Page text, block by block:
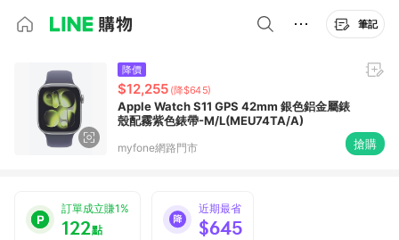
筆記
降價
$12,255 (降$645)
Apple Watch S11 GPS 42mm 銀色鋁金屬錶
殼配霧紫色錶帶-M/L(MEU74TA/A)
myfone網路門市 搶購
訂單成立賺1%
122點
近期最省
$645